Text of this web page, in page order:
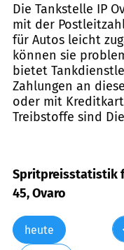
Die Tankstelle IP
mit der
für Autos leicht
können sie
bietet
Zahlungen an
oder mit
Treibstoffe sind
Spritpreisstatistik
45, Ovaro
heute